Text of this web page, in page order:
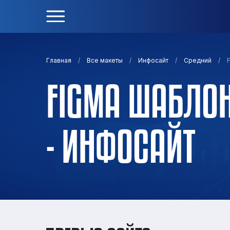
Главная / Все макеты / Инфосайт / Средний /
FIGMA
- ИНФОСАЙТ